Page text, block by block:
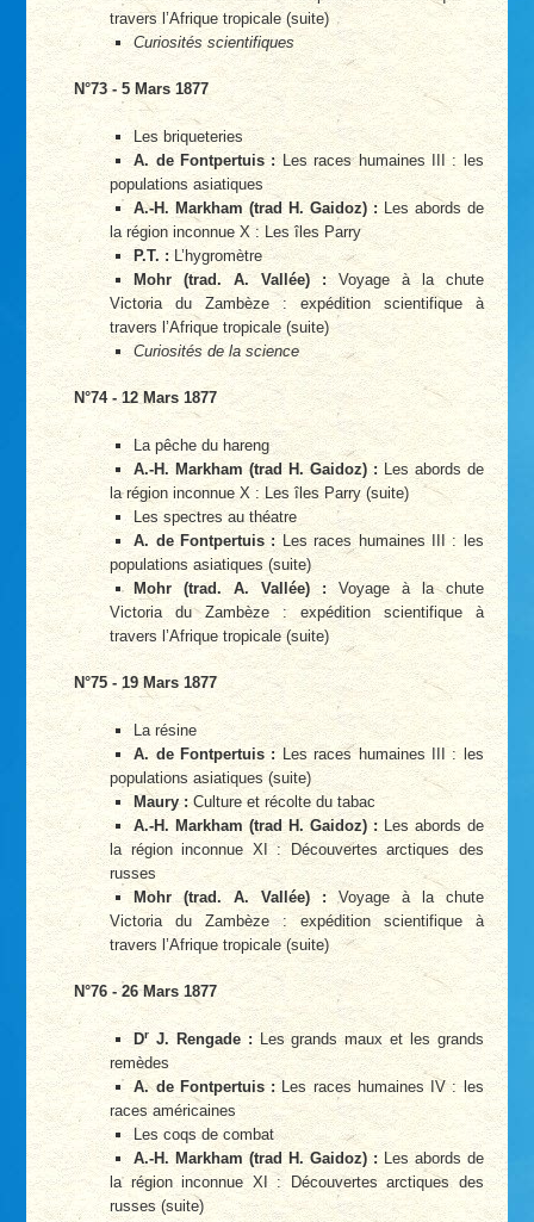
travers l’Afrique tropicale (suite)
Curiosités scientifiques
N°73 - 5 Mars 1877
Les briqueteries
A. de Fontpertuis :Les races humaines III : les
populations asiatiques
A.-H. Markham (trad H. Gaidoz) :Les abords de
la région inconnue X : Les îles Parry
P.T. : L’hygromètre
Mohr (trad. A. Vallée) : Voyage à la chute
Victoria du Zambèze : expédition scientifique à
travers l’Afrique tropicale (suite)
Curiosités de la science
N°74 - 12 Mars 1877
La pêche du hareng
A.-H. Markham (trad H. Gaidoz) :Les abords de
la région inconnue X : Les îles Parry (suite)
Les spectres au théatre
A. de Fontpertuis :Les races humaines III : les
populations asiatiques (suite)
Mohr (trad. A. Vallée) :Voyage à la chute
Victoria du Zambèze : expédition scientifique à
travers l’Afrique tropicale (suite)
N°75 - 19 Mars 1877
La résine
A. de Fontpertuis :Les races humaines III : les
populations asiatiques (suite)
Maury :Culture et récolte du tabac
A.-H. Markham (trad H. Gaidoz) :Les abords de
la région inconnue XI : Découvertes arctiques des
russes
Mohr (trad. A. Vallée) :Voyage à la chute
Victoria du Zambèze : expédition scientifique à
travers l’Afrique tropicale (suite)
N°76 - 26 Mars 1877
Dr J. Rengade :Les grands maux et les grands
remèdes
A. de Fontpertuis : Les races humaines IV : les
races américaines
Les coqs de combat
A.-H. Markham (trad H. Gaidoz) :Les abords de
la région inconnue XI : Découvertes arctiques des
russes (suite)